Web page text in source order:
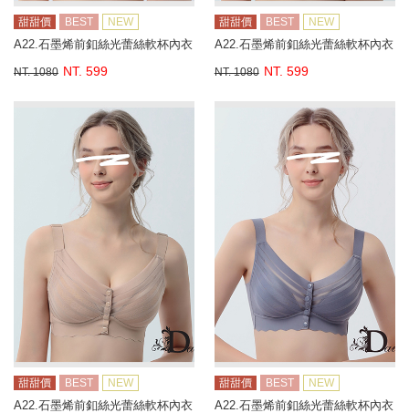
甜甜價 BEST NEW
A22.石墨烯前釦絲光蕾絲軟杯內衣
NT. 1080 NT. 599
甜甜價 BEST NEW
A22.石墨烯前釦絲光蕾絲軟杯內衣
NT. 1080 NT. 599
甜甜價 BEST NEW
A22.石墨烯前釦絲光蕾絲軟杯內衣
甜甜價 BEST NEW
A22.石墨烯前釦絲光蕾絲軟杯內衣